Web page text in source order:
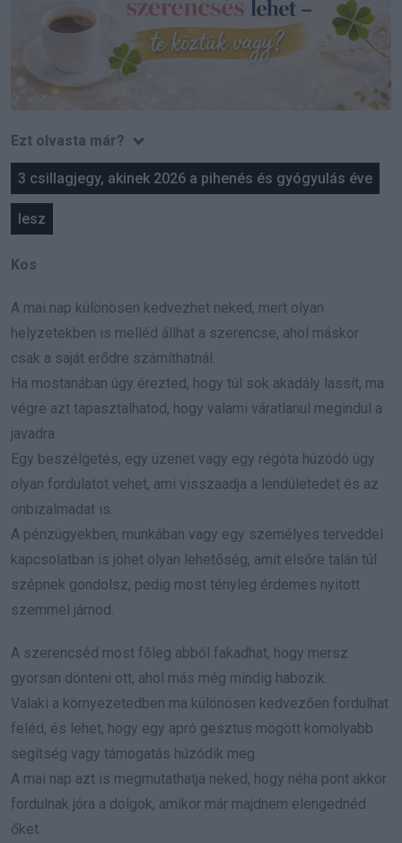
Ezt olvasta már?
3 csillagjegy, akinek 2026 a pihenés és gyógyulás éve
lesz
Kos
A mai nap különösen kedvezhet neked, mert olyan
helyzetekben is melléd állhat a szerencse, ahol máskor
csak a saját erődre számíthatnál.
Ha mostanában úgy érezted, hogy túl sok akadály lassít, ma
végre azt tapasztalhatod, hogy valami váratlanul megindul a
javadra.
Egy beszélgetés, egy üzenet vagy egy régóta húzódó ügy
olyan fordulatot vehet, ami visszaadja a lendületedet és az
önbizalmadat is.
A pénzügyekben, munkában vagy egy személyes terveddel
kapcsolatban is jöhet olyan lehetőség, amit elsőre talán túl
szépnek gondolsz, pedig most tényleg érdemes nyitott
szemmel járnod.
A szerencséd most főleg abból fakadhat, hogy mersz
gyorsan dönteni ott, ahol más még mindig habozik.
Valaki a környezetedben ma különösen kedvezően fordulhat
feléd, és lehet, hogy egy apró gesztus mögött komolyabb
segítség vagy támogatás húzódik meg.
A mai nap azt is megmutathatja neked, hogy néha pont akkor
fordulnak jóra a dolgok, amikor már majdnem elengednéd
őket.